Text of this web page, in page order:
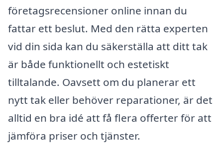
företagsrecensioner online innan du
fattar ett beslut. Med den rätta experten
vid din sida kan du säkerställa att ditt tak
är både funktionellt och estetiskt
tilltalande. Oavsett om du planerar ett
nytt tak eller behöver reparationer, är det
alltid en bra idé att få flera offerter för att
jämföra priser och tjänster.